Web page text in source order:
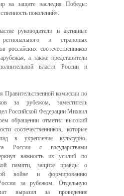
на защите наследия Победы:
поколений».
руководители и активные
и страновых
российских соотечественников
а также представители
власти России и
Правительственной комиссии по
за рубежом, заместитель
Российской Федерации Михаил
обращении отметил высокий
соотечественников, которые
в укрепление культурно-
России с государствами
важность их усилий по
памяти, защите правды о
войне и формированию
за рубежом. Отдельную
выразил за проведение